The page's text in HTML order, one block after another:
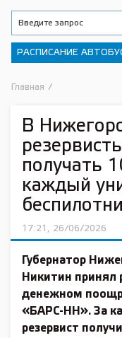
РАСПИСАНИЕ
Главная /
В
получать
каждый
17:21, 26/06/2026
Губернатор
Никитин принял
денежном
«БАРС-НН». За
резервист